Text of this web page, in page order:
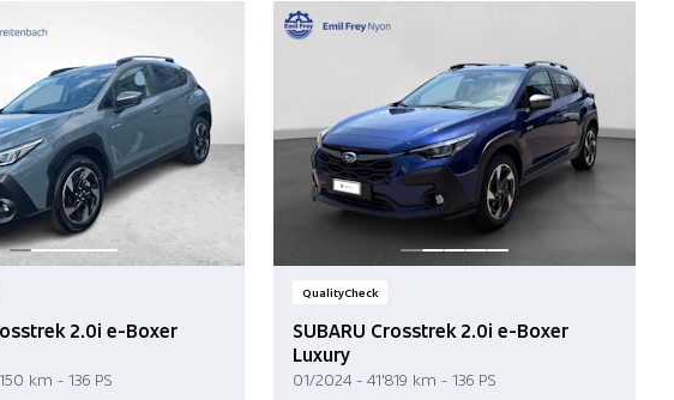
2.0i e-Boxer
km - 136 PS
QualityCheck
SUBARU Crosstrek 2.0i e-Boxer
Luxury
01/2024 - 41'819 km - 136 PS